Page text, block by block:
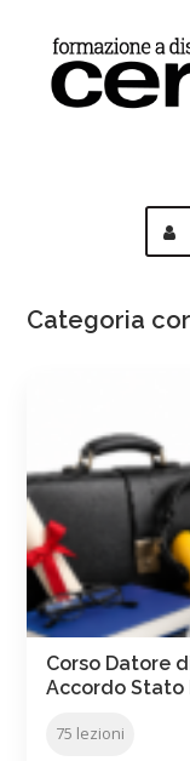
Categoria
Corso Datore
Accordo Stato
75 lezioni